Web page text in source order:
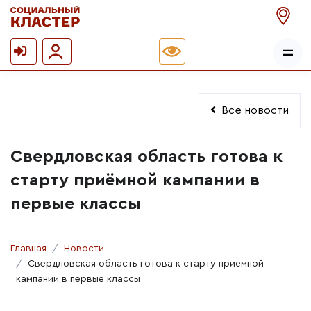
Все новости
Свердловская область готова к
старту приёмной кампании в
первые классы
Главная
Новости
Свердловская область готова к старту приёмной
кампании в первые классы